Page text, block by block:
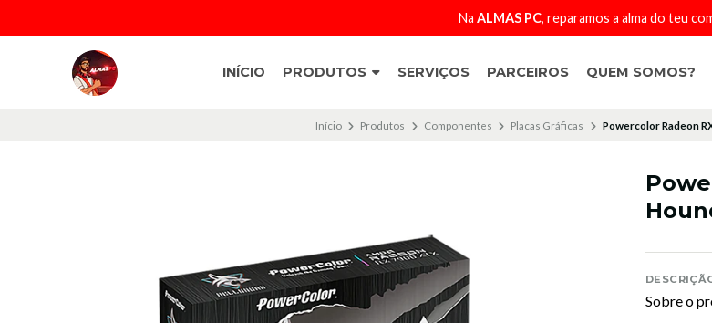
INÍCIO PRODUTOS SERVIÇOS PARCEIROS QUEM SOMOS?
Na ALMAS PC, reparamos a alma do teu
Início Produtos Componentes Placas Gráficas Powercolor Radeon
Sobre o